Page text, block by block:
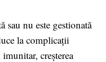
sau nu este gestionată
la complicații
creșterea